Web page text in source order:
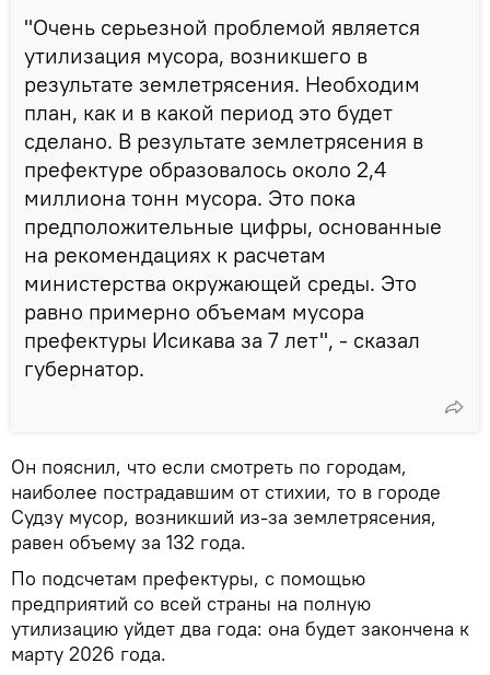
"Очень серьезной проблемой является
утилизация мусора, возникшего в
результате землетрясения. Необходим
план, как и в какой период это будет
сделано. В результате землетрясения в
префектуре образовалось около 2,4
миллиона тонн мусора. Это пока
предположительные цифры, основанные
на рекомендациях к расчетам
министерства окружающей среды. Это
равно примерно объемам мусора
префектуры Исикава за 7 лет", - сказал
губернатор.
Он пояснил, что если смотреть по городам,
наиболее пострадавшим от стихии, то в городе
Судзу мусор, возникший из-за землетрясения,
равен объему за 132 года.
По подсчетам префектуры, с помощью
предприятий со всей страны на полную
утилизацию уйдет два года: она будет закончена к
марту 2026 года.